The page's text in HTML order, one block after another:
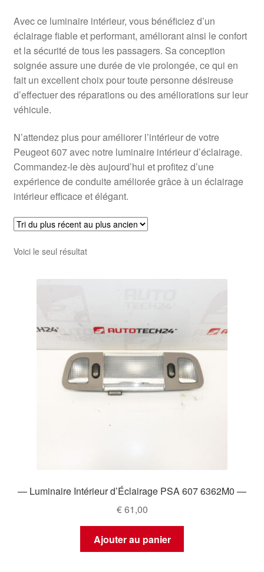
Politique de confidentialité
Procédure de Réclamation
Termes et conditions
Avec ce luminaire intérieur, vous bénéficiez d’un
éclairage fiable et performant, améliorant ainsi le confort
et la sécurité de tous les passagers. Sa conception
soignée assure une durée de vie prolongée, ce qui en
fait un excellent choix pour toute personne désireuse
d’effectuer des réparations ou des améliorations sur leur
véhicule.
N’attendez plus pour améliorer l’intérieur de votre
Peugeot 607 avec notre luminaire intérieur d’éclairage.
Commandez-le dès aujourd’hui et profitez d’une
expérience de conduite améliorée grâce à un éclairage
intérieur efficace et élégant.
Voici le seul résultat
— Luminaire Intérieur d’Éclairage PSA 607 6362M0 —
€61,00
Ajouter au panier